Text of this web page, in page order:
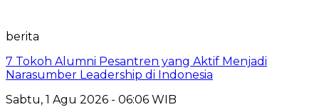
berita
7 Tokoh Alumni Pesantren yang Aktif Menjadi
Narasumber Leadership di Indonesia
Sabtu, 1 Agu 2026 - 06:06 WIB